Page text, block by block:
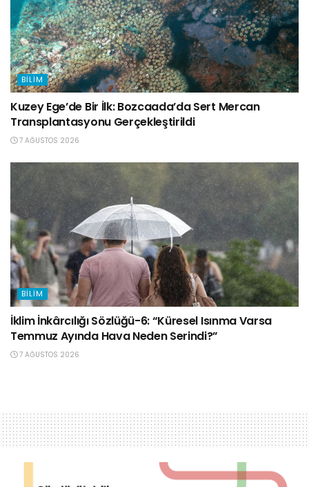
BILIM
Kuzey Ege’de Bir İlk: Bozcaada’da Sert Mercan
Transplantasyonu Gerçekleştirildi
7 AĞUSTOS 2026
BILIM
İklim İnkârcılığı Sözlüğü-6: “Küresel Isınma Varsa
Temmuz Ayında Hava Neden Serindi?”
7 AĞUSTOS 2026